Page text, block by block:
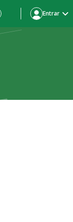
Entrar